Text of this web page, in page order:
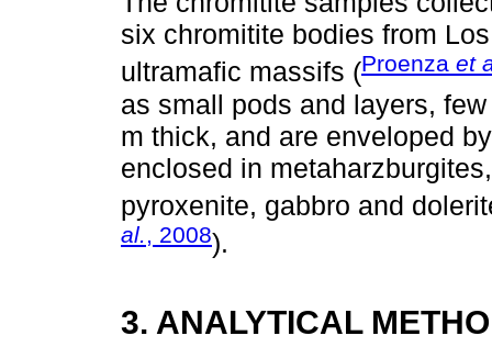
six chromitite bodies from
ultramafic massifs (Proenza et
as small pods and layers,
m thick, and are enveloped
enclosed in
pyroxenite, gabbro and
al., 2008).
3. ANALYTICAL